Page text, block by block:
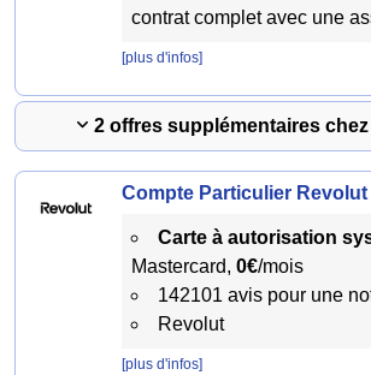
contrat complet avec une
[plus d'infos]
2 offres supplémentaires
Compte Particulier Revolut
Carte à autorisation
Mastercard, 0€/mois
142101 avis pour une
Revolut
[plus d'infos]